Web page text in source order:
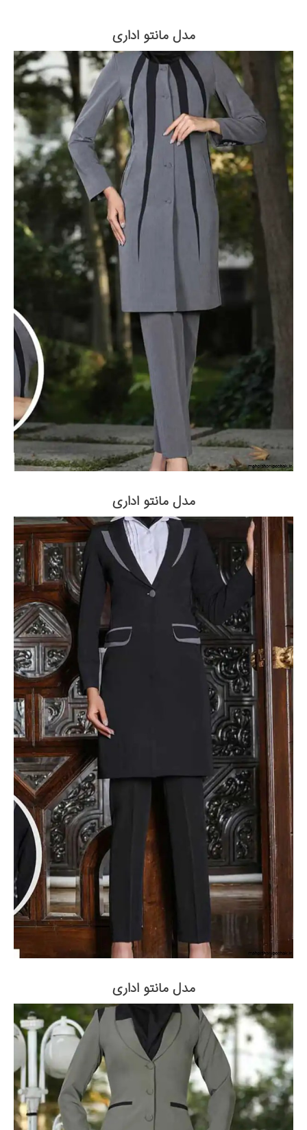
مدل مانتو اداری
مدل مانتو اداری
مدل مانتو اداری